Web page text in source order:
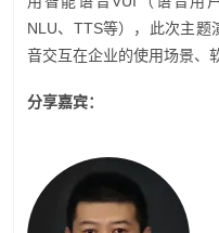
NLU、TTS等），此次主题
音交互在企业的使用场景、
分享嘉宾：